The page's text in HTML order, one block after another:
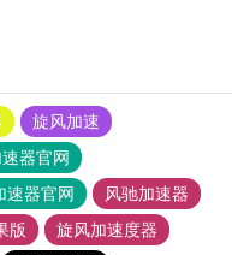
旋风加速
器官网
速器官网
风驰加速器
版
旋风加速度器